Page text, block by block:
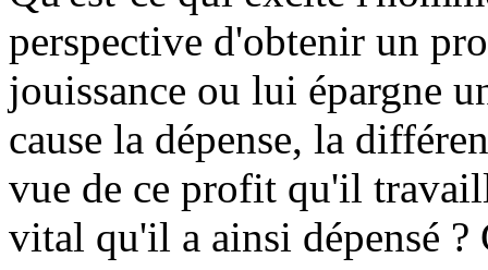
perspective d'obtenir un
jouissance ou lui épargne
cause la dépense, la
vue de ce profit qu'il
vital qu'il a ainsi dépensé